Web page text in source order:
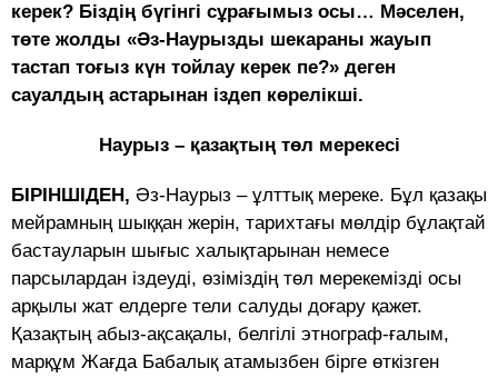
керек? Біздің бүгінгі сұрағымыз осы… Мәселен,
төте жолды «Әз-Наурызды шекараны жауып
тастап тоғыз күн тойлау керек пе?» деген
сауалдың астарынан іздеп көрелікші.
Наурыз – қазақтың төл мерекесі
БІРІНШІДЕН, Әз-Наурыз – ұлттық мереке. Бұл қазақы
мейрамның шыққан жерін, тарихтағы мөлдір бұлақтай
бастауларын шығыс халықтарынан немесе
парсылардан іздеуді, өзіміздің төл мере­кемізді осы
арқылы жат елдерге тели салуды до­ғару қажет.
Қазақтың абыз-ақсақалы, белгілі этнограф-ғалым,
марқұм Жағда Бабалық ата­мызбен бірге өткізген